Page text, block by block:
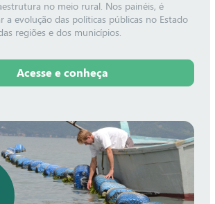
no meio rural. Nos painéis, é
a evolução das políticas públicas no Estado
regiões e dos municípios.
Acesse e conheça